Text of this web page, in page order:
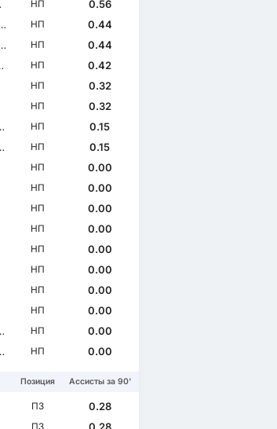
НП
0.56
НП
0.44
НП
0.44
НП
0.42
НП
0.32
НП
0.32
НП
0.15
НП
0.15
НП
0.00
НП
0.00
НП
0.00
НП
0.00
НП
0.00
НП
0.00
НП
0.00
НП
0.00
НП
0.00
НП 0.00
Позиция Ассисты за 90'
ПЗ
0.28